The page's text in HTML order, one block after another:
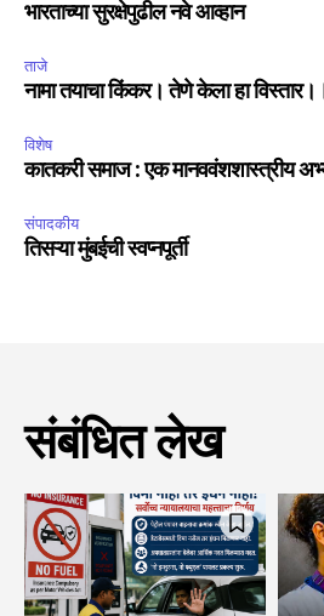
भारताच्या सुरक्षेपुढील नवे आव्हान
ताजे
नामा तयाचा किंकर। तेणे केला हा
विशेष
कातकरी समाज : एक मानववंशशास्त्रीय
संपादकीय
तिसऱ्या मुंबईची स्वप्नपूर्ती
संबंधित लेख